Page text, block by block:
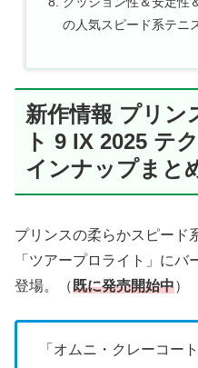
の人気スピード系テニ
新作情報 プリン
ト 9 IX 2025 テ
インナップまと
プリンスの柔らかスピード
「ツアープロライト」に
登場。（既に発売開始中）
「オムニ・クレーコート